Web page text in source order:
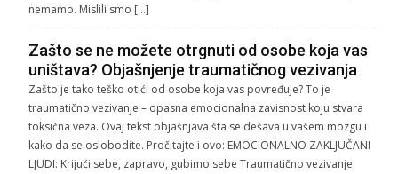
nemamo. Mislili smo […]
Zašto se ne možete otrgnuti od osobe koja vas
uništava? Objašnjenje traumatičnog vezivanja
Zašto je tako teško otići od osobe koja vas povređuje? To je
traumatično vezivanje – opasna emocionalna zavisnost koju stvara
toksična veza. Ovaj tekst objašnjava šta se dešava u vašem mozgu i
kako da se oslobodite. Pročitajte i ovo: EMOCIONALNO ZAKLJUČANI
LJUDI: Krijući sebe, zapravo, gubimo sebe Traumatično vezivanje: